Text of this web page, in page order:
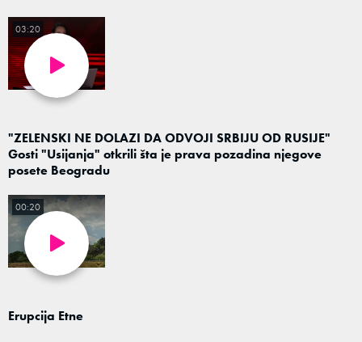
"ZELENSKI NE DOLAZI DA ODVOJI SRBIJU OD RUSIJE"
Gosti "Usijanja" otkrili šta je prava pozadina njegove
posete Beogradu
03:20
Erupcija Etne
00:20